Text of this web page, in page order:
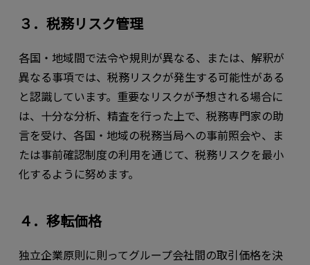
３．税務リスク管理
各国・地域間で法令や規則が異なる、または、解釈が
異なる事項では、税務リスクが発生する可能性がある
と認識しています。重要なリスクが予想される場合に
は、十分な分析、精査を行った上で、税務専門家の助
言を受け、各国・地域の税務当局への事前照会や、ま
たは事前確認制度の利用を通じて、税務リスクを最小
化するように努めます。
４．移転価格
独立企業原則に則ってグループ会社間の取引価格を決